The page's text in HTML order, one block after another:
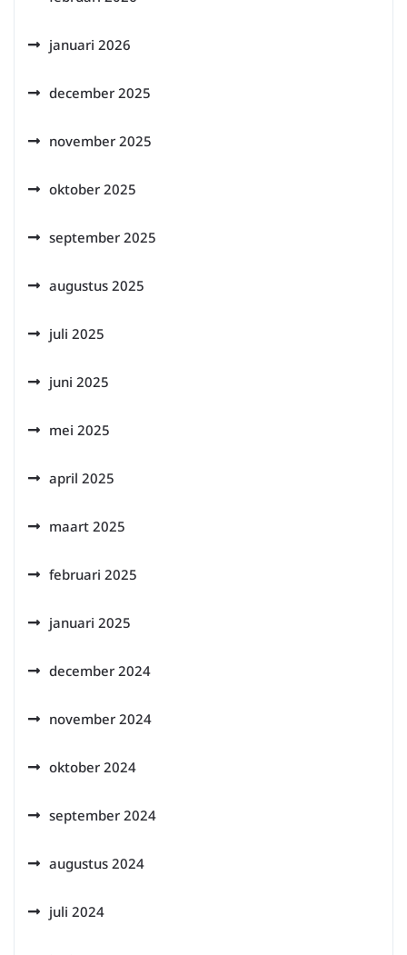
januari 2026
december 2025
november 2025
oktober 2025
september 2025
augustus 2025
juli 2025
juni 2025
mei 2025
april 2025
maart 2025
februari 2025
januari 2025
december 2024
november 2024
oktober 2024
september 2024
augustus 2024
juli 2024